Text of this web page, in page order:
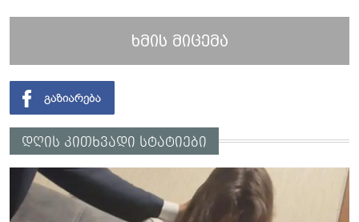
ხმის მიცემა
დღის კითხვადი სტატიები